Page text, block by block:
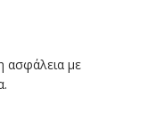
ασφάλεια με